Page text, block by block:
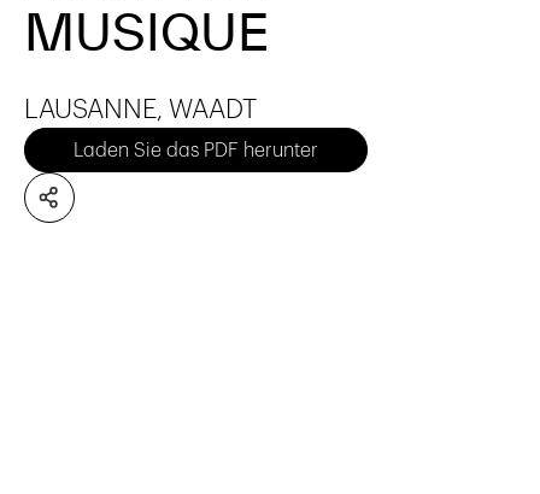
MUSIQUE
LAUSANNE, WAADT
Laden Sie das PDF herunter